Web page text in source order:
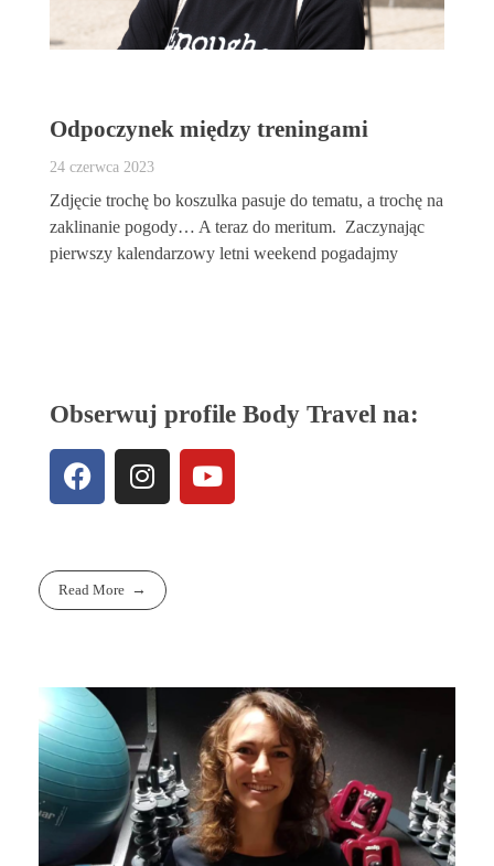
Odpoczynek między treningami
24 czerwca 2023
Zdjęcie trochę bo koszulka pasuje do tematu, a trochę na
zaklinanie pogody… A teraz do meritum. Zaczynając
pierwszy kalendarzowy letni weekend pogadajmy
Obserwuj profile Body Travel na:
Read More